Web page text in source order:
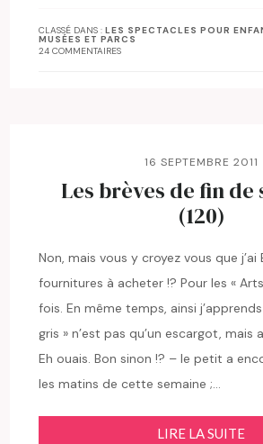
CLASSÉ DANS :LES SPECTACLES POUR
MUSÉES ET PARCS
24 COMMENTAIRES
16 SEPTEMBRE 2011
Les brèves de fin de
(120)
Non, mais vous y croyez vous que j’ai
fournitures à acheter !? Pour les «
fois. En même temps, ainsi
gris » n’est pas qu’un escargot, mais
Eh ouais. Bon sinon !? – le petit a
les matins de cette semaine ;…
LIRE LA SUITE